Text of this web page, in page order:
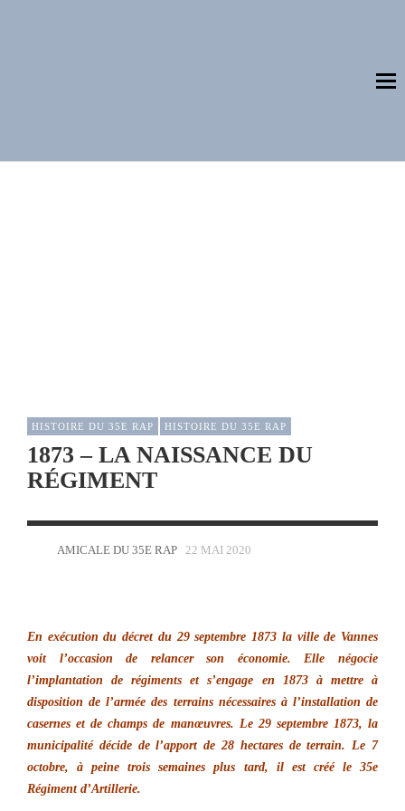
HISTOIRE DU 35E RAP HISTOIRE DU 35E RAP
1873 – LA NAISSANCE DU
RÉGIMENT
AMICALE DU 35E RAP 22 MAI 2020
En exécution du décret du 29 septembre 1873 la ville de Vannes
voit l’occasion de relancer son économie. Elle négocie
l’implantation de régiments et s’engage en 1873 à mettre à
disposition de l’armée des terrains nécessaires à l’installation de
casernes et de champs de manœuvres. Le 29 septembre 1873, la
municipalité décide de l’apport de 28 hectares de terrain. Le 7
octobre, à peine trois semaines plus tard, il est créé le 35e
Régiment d’Artillerie.